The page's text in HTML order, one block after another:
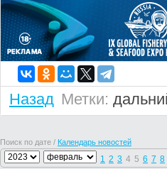
Назад Метки:
Поиск по дате / Календарь новостей
1 2 3 4 5 6 7 8